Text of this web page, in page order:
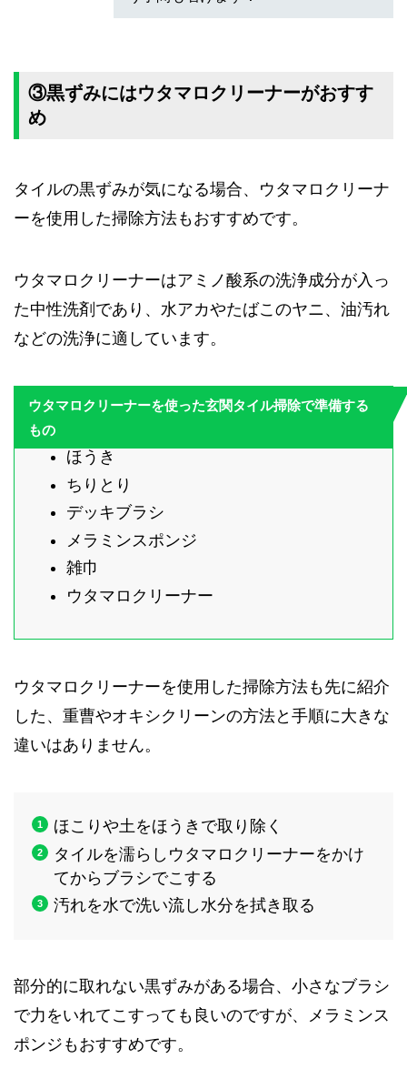
③黒ずみにはウタマロクリーナーがおすす
め
タイルの黒ずみが気になる場合、ウタマロクリーナ
ーを使用した掃除方法もおすすめです。
ウタマロクリーナーはアミノ酸系の洗浄成分が入っ
た中性洗剤であり、水アカやたばこのヤニ、油汚れ
などの洗浄に適しています。
ウタマロクリーナーを使った玄関タイル掃除で準備する
もの
ほうき
ちりとり
デッキブラシ
メラミンスポンジ
雑巾
ウタマロクリーナー
ウタマロクリーナーを使用した掃除方法も先に紹介
した、重曹やオキシクリーンの方法と手順に大きな
違いはありません。
ほこりや土をほうきで取り除く
タイルを濡らしウタマロクリーナーをかけ
てからブラシでこする
汚れを水で洗い流し水分を拭き取る
部分的に取れない黒ずみがある場合、小さなブラシ
で力をいれてこすっても良いのですが、メラミンス
ポンジもおすすめです。